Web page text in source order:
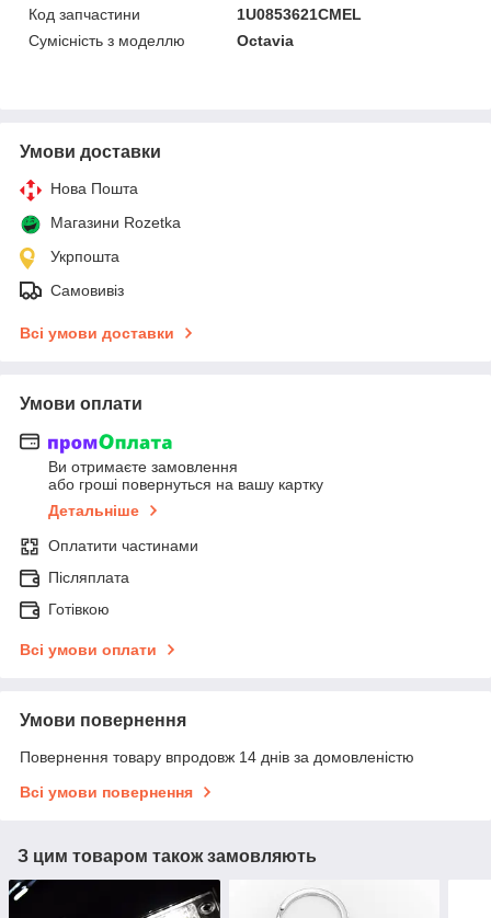
Код запчастини
1U0853621CMEL
Сумісність з моделлю
Octavia
Умови доставки
Нова Пошта
Магазини Rozetka
Укрпошта
Самовивіз
Всі умови доставки
Умови оплати
Ви отримаєте замовлення
або гроші повернуться на вашу картку
Детальніше
Оплатити частинами
Післяплата
Готівкою
Всі умови оплати
Умови повернення
Повернення товару впродовж 14 днів за домовленістю
Всі умови повернення
З цим товаром також замовляють